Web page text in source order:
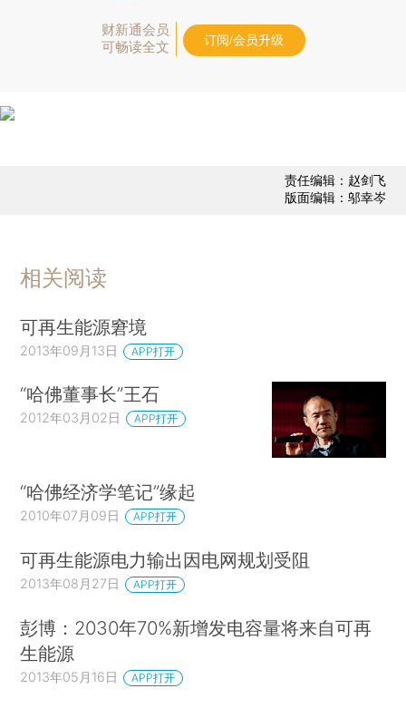
财新通会员
可畅读全文
订阅/会员升级
责任编辑：赵剑飞
版面编辑：邬幸岑
相关阅读
可再生能源窘境
2013年09月13日 APP打开
“哈佛董事长”王石
2012年03月02日 APP打开
“哈佛经济学笔记”缘起
2010年07月09日 APP打开
可再生能源电力输出因电网规划受阻
2013年08月27日 APP打开
彭博：2030年70%新增发电容量将来自可再
生能源
2013年05月16日 APP打开